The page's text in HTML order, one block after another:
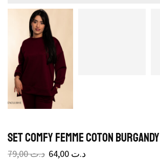
Set Comfy Femme Coton Burgandy
د.ت79,00 د.ت